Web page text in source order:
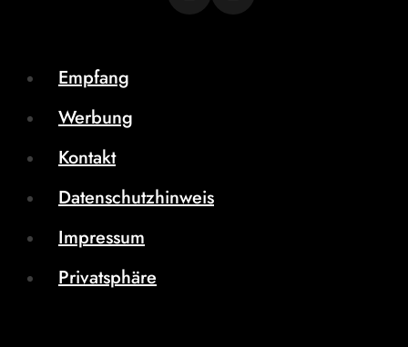
Empfang
Werbung
Kontakt
Datenschutzhinweis
Impressum
Privatsphäre